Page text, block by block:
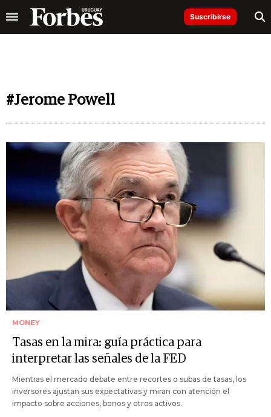
Suscribirse
#Jerome Powell
MONEY
Tasas en la mira: guía práctica para
interpretar las señales de la FED
Mientras el mercado debate entre recortes o subas de tasas, los
inversores ajustan sus expectativas y miran con atención el
impacto sobre acciones, bonos y otros activos.